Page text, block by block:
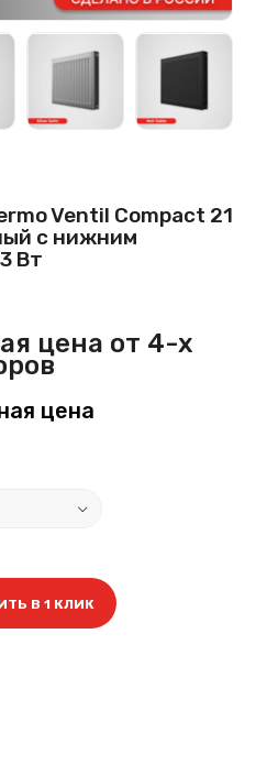
Ventil Compact 21
с нижним
Вт
цена от 4-х
цена
В 1 КЛИК